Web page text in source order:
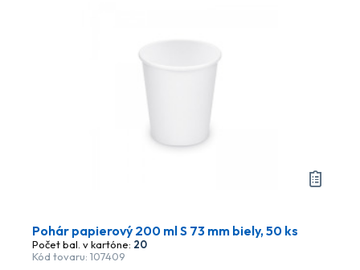
Pohár papierový 200 ml S 73 mm biely, 50 ks
Počet bal. v kartóne: 20
Kód tovaru: 107409